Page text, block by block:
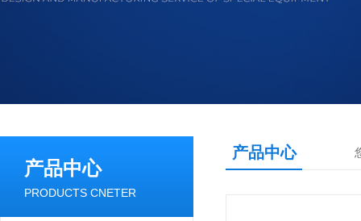
产品中心
PRODUCTS CNETER
产品中心